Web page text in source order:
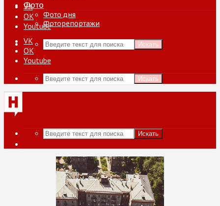
VK
ОК
Youtube
Искать
Фото
Фото дня
Фоторепортажи
VK
ОК
Youtube
Искать
Искать